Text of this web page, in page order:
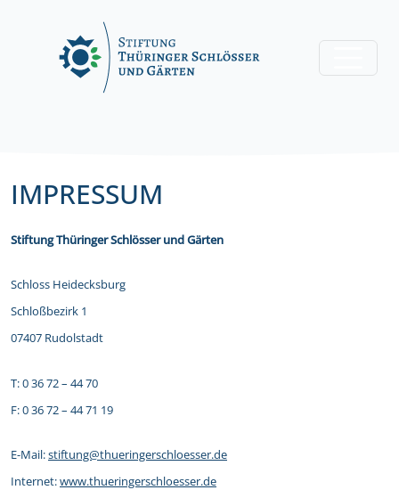
IMPRESSUM
Stiftung Thüringer Schlösser und Gärten
Schloss Heidecksburg
Schloßbezirk 1
07407 Rudolstadt
T: 0 36 72 – 44 70
F: 0 36 72 – 44 71 19
E-Mail:stiftung@thueringerschloesser.de
Internet:www.thueringerschloesser.de